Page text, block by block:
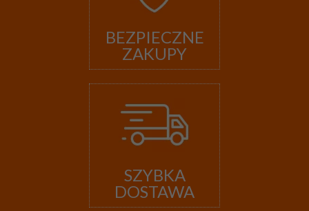
BEZPIECZNE
ZAKUPY
SZYBKA
DOSTAWA